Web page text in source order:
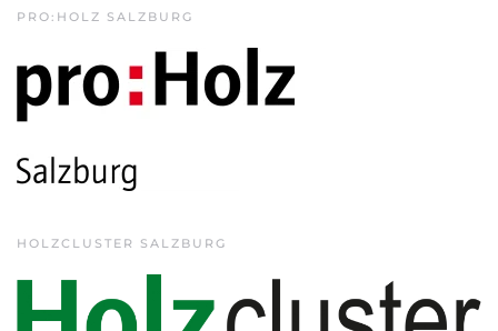
PRO:HOLZ SALZBURG
HOLZCLUSTER SALZBURG